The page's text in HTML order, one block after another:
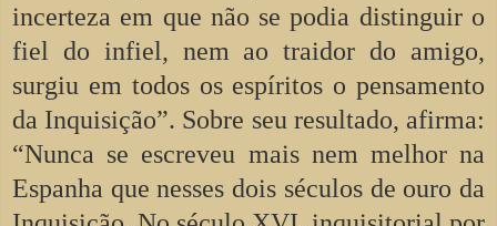
incerteza em que não se podia distinguir o
fiel do infiel, nem ao traidor do amigo,
surgiu em todos os espíritos o pensamento
da Inquisição”. Sobre seu resultado, afirma:
“Nunca se escreveu mais nem melhor na
Espanha que nesses dois séculos de ouro da